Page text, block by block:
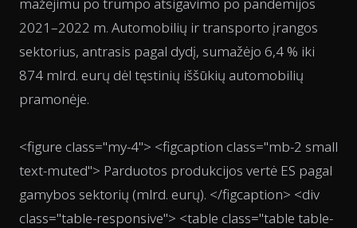
2021–2022 m. Automobilių ir transporto įrangos
sektorius, antrasis pagal dydį, sumažėjo 6,4 % iki
874 mlrd. eurų dėl tęstinių iššūkių automobilių
pramonėje.
<figure class="my-4"> <figcaption class="mb-2 small
text-muted"> Parduotos produkcijos vertė ES pagal
gamybos sektorių (mlrd. eurų). </figcaption> <div
class="table-responsive"> <table class="table table-